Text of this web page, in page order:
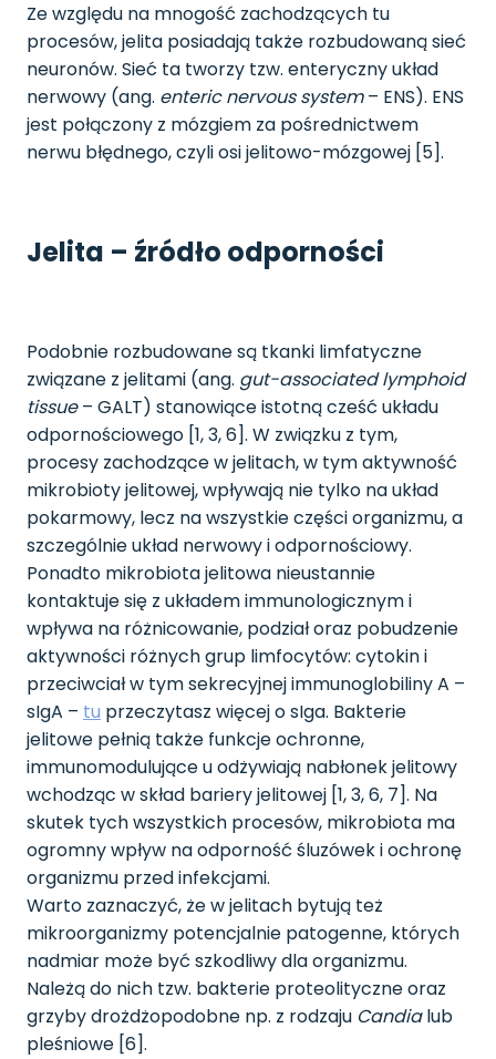
Ze względu na mnogość zachodzących tu
procesów, jelita posiadają także rozbudowaną sieć
neuronów. Sieć ta tworzy tzw. enteryczny układ
nerwowy (ang. enteric nervous system– ENS). ENS
jest połączony z mózgiem za pośrednictwem
nerwu błędnego, czyli osi jelitowo-mózgowej [5].
Jelita – źródło odporności
Podobnie rozbudowane są tkanki limfatyczne
związane z jelitami (ang. gut-associated lymphoid
tissue– GALT) stanowiące istotną cześć układu
odpornościowego [1, 3, 6]. W związku z tym,
procesy zachodzące w jelitach, w tym aktywność
mikrobioty jelitowej, wpływają nie tylko na układ
pokarmowy, lecz na wszystkie części organizmu, a
szczególnie układ nerwowy i odpornościowy.
Ponadto mikrobiota jelitowa nieustannie
kontaktuje się z układem immunologicznym i
wpływa na różnicowanie, podział oraz pobudzenie
aktywności różnych grup limfocytów: cytokin i
przeciwciał w tym sekrecyjnej immunoglobiliny A –
sIgA – tu przeczytasz więcej o sIga. Bakterie
jelitowe pełnią także funkcje ochronne,
immunomodulujące u odżywiają nabłonek jelitowy
wchodząc w skład bariery jelitowej [1, 3, 6, 7]. Na
skutek tych wszystkich procesów, mikrobiota ma
ogromny wpływ na odporność śluzówek i ochronę
organizmu przed infekcjami.
Warto zaznaczyć, że w jelitach bytują też
mikroorganizmy potencjalnie patogenne, których
nadmiar może być szkodliwy dla organizmu.
Należą do nich tzw. bakterie proteolityczne oraz
grzyby drożdżopodobne np. z rodzaju Candialub
pleśniowe [6].